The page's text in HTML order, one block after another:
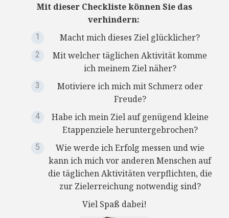
Mit dieser Checkliste können Sie das
verhindern:
Macht mich dieses Ziel glücklicher?
Mit welcher täglichen Aktivität komme
ich meinem Ziel näher?
Motiviere ich mich mit Schmerz oder
Freude?
Habe ich mein Ziel auf genügend kleine
Etappenziele heruntergebrochen?
Wie werde ich Erfolg messen und wie
kann ich mich vor anderen Menschen auf
die täglichen Aktivitäten verpflichten, die
zur Zielerreichung notwendig sind?
Viel Spaß dabei!